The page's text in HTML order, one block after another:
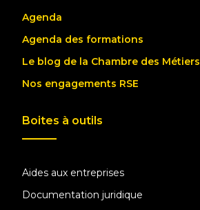
Agenda
Agenda des formations
Le blog de la Chambre des Métiers
Nos engagements RSE
Boites à outils
Aides aux entreprises
Documentation juridique